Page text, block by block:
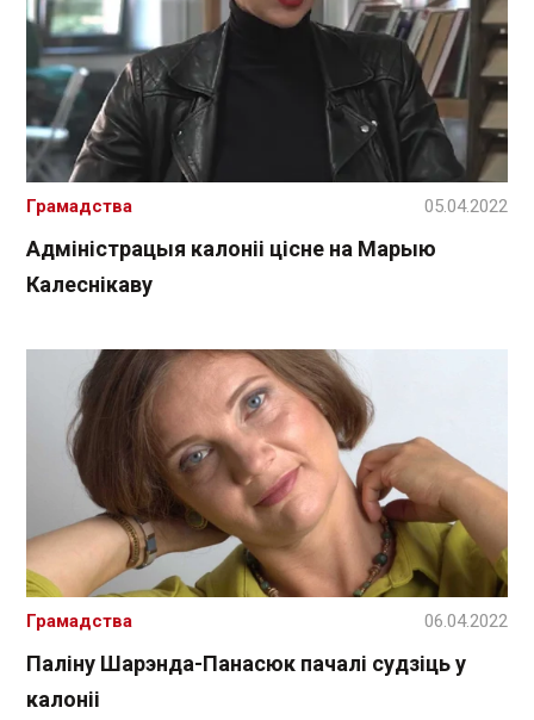
Адміністрацыя калоніі цісне на Марыю
Калеснікаву
Грамадства 05.04.2022
Паліну Шарэнда-Панасюк пачалі судзіць у
калоніі
Грамадства 06.04.2022